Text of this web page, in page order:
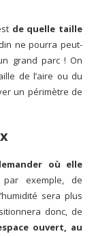
de quelle taille
ne pourra peut-
grand parc ! On
de l’aire ou du
un périmètre de
où elle
exemple, de
sera plus
donc, de
ouvert, au